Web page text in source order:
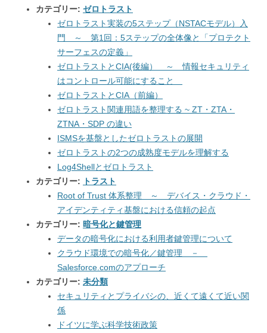
カテゴリー: ゼロトラスト
ゼロトラスト実装の5ステップ（NSTACモデル）入
門 ～ 第1回：5ステップの全体像と「プロテクト
サーフェスの定義」
ゼロトラストとCIA(後編） ～ 情報セキュリティ
はコントロール可能にすること
ゼロトラストとCIA（前編）
ゼロトラスト関連用語を整理する ~ ZT・ZTA・
ZTNA・SDP の違い
ISMSを基盤としたゼロトラストの展開
ゼロトラストの2つの成熟度モデルを理解する
Log4Shellとゼロトラスト
カテゴリー:
トラスト
Root of Trust 体系整理 ～ デバイス・クラウド・
アイデンティティ基盤における信頼の起点
カテゴリー: 暗号化と鍵管理
データの暗号化における利用者鍵管理について
クラウド環境での暗号化／鍵管理 －
Salesforce.comのアプローチ
カテゴリー: 未分類
セキュリティとプライバシの、近くて遠くて近い関
係
ドイツに学ぶ科学技術政策